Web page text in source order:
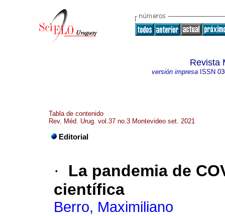
Revista
versión impresaISSN
Tabla de contenido
Rev. Méd. Urug. vol.37 no.3 Montevideo set. 2021
Editorial
·
La pandemia de
científica
Berro, Maximiliano